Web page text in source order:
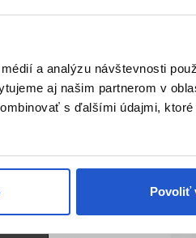
a analýzu návštevnosti
aj našim partnerom v
s ďalšími údajmi,
Povoliť
distribúcia
Professional